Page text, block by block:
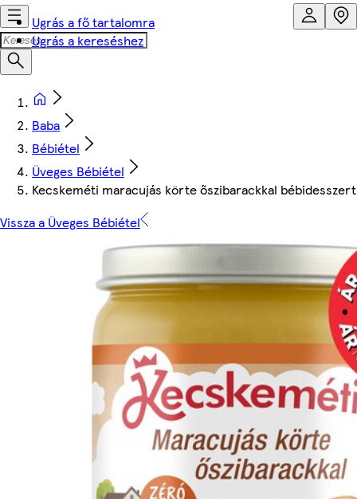
Ugrás a fő tartalomra
Ugrás a kereséshez
Baba
Bébiétel
Üveges Bébiétel
Kecskeméti maracujás körte őszibarackkal
Vissza a Üveges Bébiétel